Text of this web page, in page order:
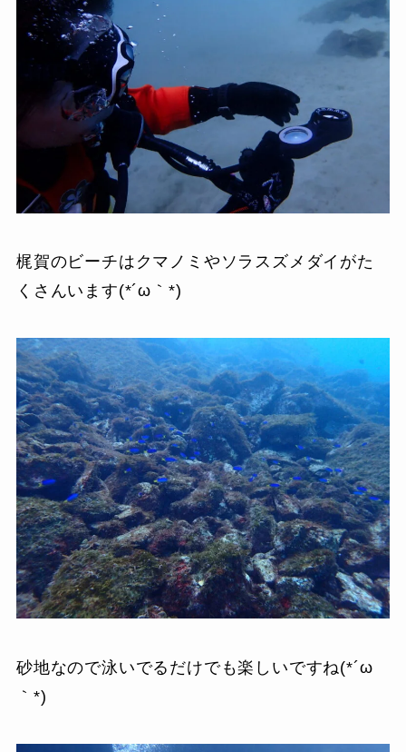
梶賀のビーチはクマノミやソラスズメダイがた
くさんいます(*´ω｀*)
砂地なので泳いでるだけでも楽しいですね(*´ω
｀*)